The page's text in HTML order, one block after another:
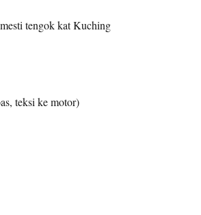
tengok kat Kuching
teksi ke motor)